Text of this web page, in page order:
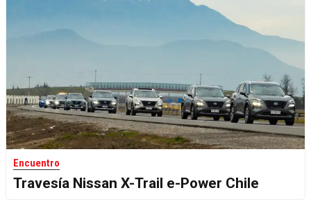
Encuentro
Travesía Nissan X-Trail e-Power Chile